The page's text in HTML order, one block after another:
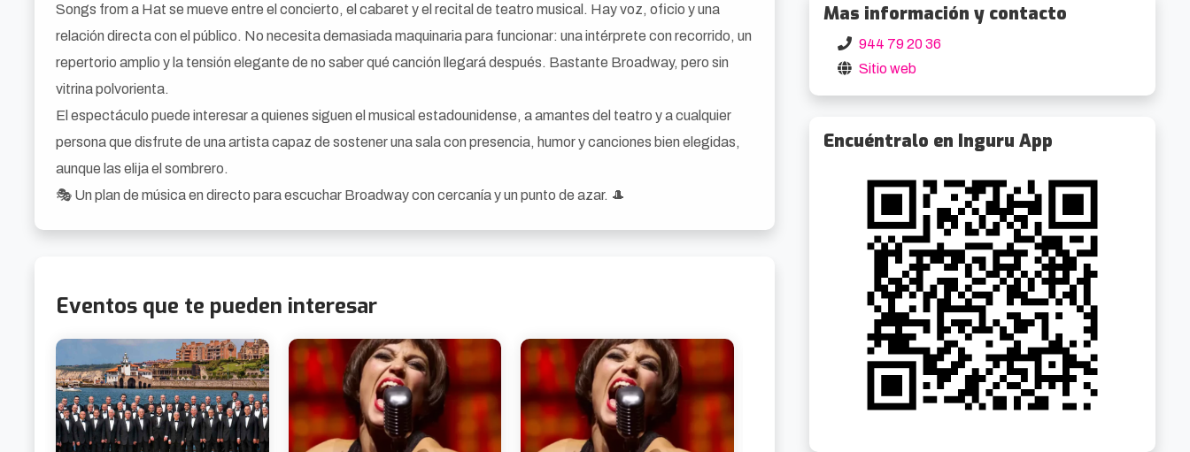
Songs from a Hat se mueve entre el concierto, el cabaret y el recital de teatro musical. Hay voz, oficio y una
relación directa con el público. No necesita demasiada maquinaria para funcionar: una intérprete con recorrido, un
repertorio amplio y la tensión elegante de no saber qué canción llegará después. Bastante Broadway, pero sin
vitrina polvorienta.
El espectáculo puede interesar a quienes siguen el musical estadounidense, a amantes del teatro y a cualquier
persona que disfrute de una artista capaz de sostener una sala con presencia, humor y canciones bien elegidas,
aunque las elija el sombrero.
🎭 Un plan de música en directo para escuchar Broadway con cercanía y un punto de azar. 🎩
Eventos que te pueden interesar
Mas información y contacto
944 79 20 36
Sitio web
Encuéntralo en Inguru App